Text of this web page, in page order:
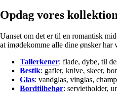
Opdag vores
Uanset om det er til en romantisk
at imødekomme alle dine ønsker
Tallerkener: flade, dybe, til
Bestik: gafler, knive, skeer,
Glas: vandglas, vinglas,
Bordtilbehør: servietholder,